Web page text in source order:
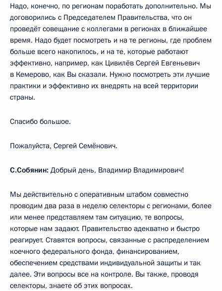
Надо, конечно, по регионам поработать дополнительно. Мы
договорились с Председателем Правительства, что он
проведёт совещание с коллегами в регионах в ближайшее
время. Надо будет посмотреть и на те регионы, где проблем
больше всего накопилось, и на те, которые работают
эффективно, например, как Цивилёв Сергей Евгеньевич
в Кемерово, как Вы сказали. Нужно посмотреть эти лучшие
практики и эффективно их внедрять на всей территории
страны.
Спасибо большое.
Пожалуйста, Сергей Семёнович.
С.Собянин: Добрый день, Владимир Владимирович!
Мы действительно с оперативным штабом совместно
проводим два раза в неделю селекторы с регионами, более
или менее представляем там ситуацию, те вопросы,
которые нам задают. Правительство адекватно и быстро
реагирует. Ставятся вопросы, связанные с распределением
коечного федерального фонда, финансированием,
обеспечением средствами индивидуальной защиты и так
далее. Эти вопросы все на контроле. Вы также, проводя
селекторы, знаете об этих вопросах.